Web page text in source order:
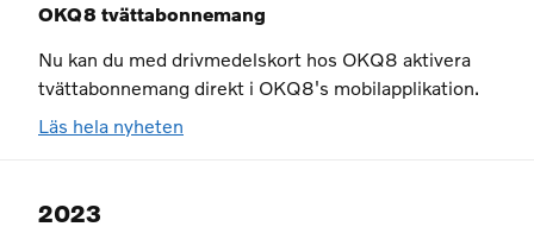
OKQ8 tvättabonnemang
Nu kan du med drivmedelskort hos OKQ8 aktivera
tvättabonnemang direkt i OKQ8's mobilapplikation.
Läs hela nyheten
2023